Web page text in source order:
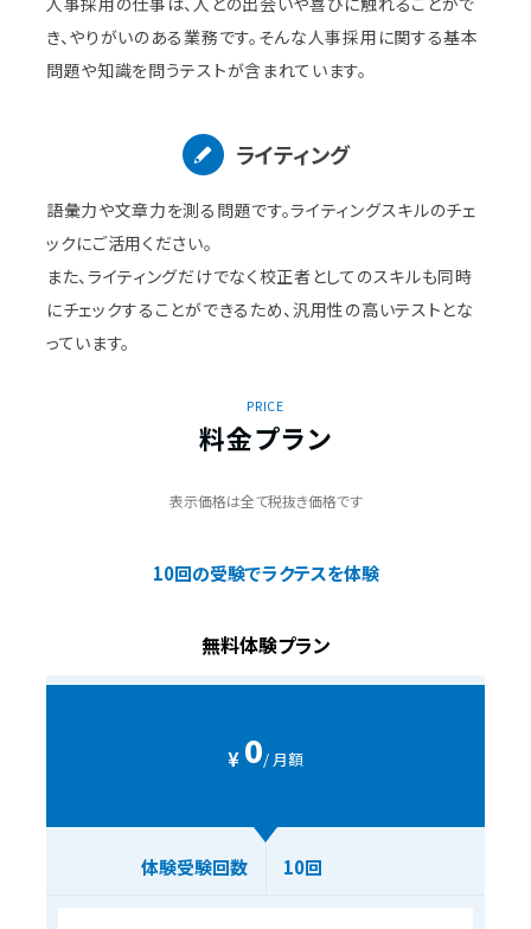
き、やりがいのある業務です。そんな人事採用に関する基本
問題や知識を問うテストが含まれています。
ライティング
語彙力や文章力を測る問題です。ライティングスキルのチェ
ックにご活用ください。
また、ライティングだけでなく校正者としてのスキルも同時
にチェックすることができるため、汎用性の高いテストとな
っています。
PRICE
料金プラン
表示価格は全て税抜き価格です
10回の受験でラクテスを体験
無料体験プラン
¥ 0/ 月額
体験受験回数 10回